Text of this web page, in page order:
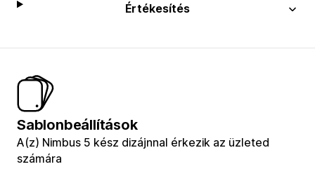
Értékesítés
Sablonbeállítások
A(z) Nimbus 5 kész dizájnnal érkezik az üzleted
számára